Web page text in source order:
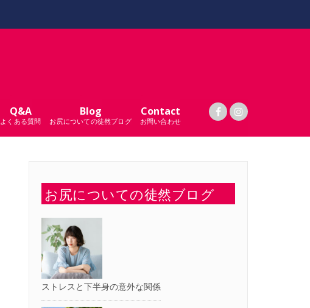
Q&A
よくある質問
Blog
お尻についての徒然ブログ
Contact
お問い合わせ
お尻についての徒然ブログ
ストレスと下半身の意外な関係